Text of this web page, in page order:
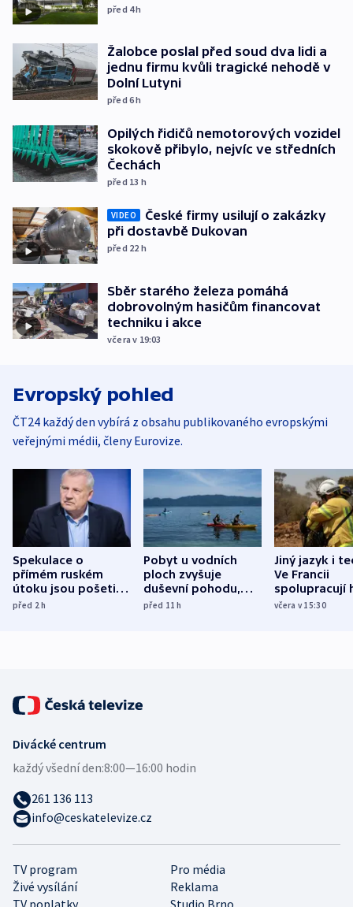
před 4h
Žalobce poslal před soud dva lidi a
jednu firmu kvůli tragické nehodě v
Dolní Lutyni
před 6h
Opilých řidičů nemotorových vozidel
skokově přibylo, nejvíc ve středních
Čechách
před 13 h
VIDEO
České firmy usilují o zakázky
při dostavbě Dukovan
před 22 h
Sběr starého železa pomáhá
dobrovolným hasičům financovat
techniku i akce
včera v 19:03
Evropský pohled
ČT24 každý den vybírá z obsahu publikovaného evropskými
veřejnými médii, členy Eurovize.
Spekulace o
přímém ruském
útoku jsou pošetilé,
míní estonský
před 2h
Pobyt u vodních
ploch zvyšuje
duševní pohodu,
ukázala
před 11h
Jiný jazyk i
Ve Francii
spolupracují
různých zemí
včera v 15:30
TV program
Pro média
Živé vysílání
Reklama
TV poplatky
Studio Brno
Divácké centrum
každý všední den:8:00—16:00 hodin
261 136 113
info@ceskatelevize.cz